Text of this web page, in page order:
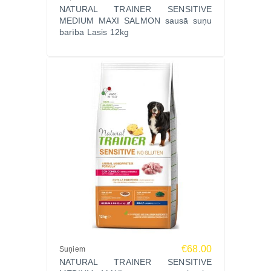
(nukleotīdi) 0,03%.
Analītiskās sastāvdaļas:
koppelni 7%, omega-3 1,1%.
A vitamīns 27000 SV, D₃ vitamīns 1200 SV, E
vitamīns 650 mg, varš 8,8 mg, dzelzs 86 mg, jods 1,4
mg, selēns 0,1 mg, cinks 148 mg, mangāns 40 mg,
žāvēta Boswellia serrata 310 mg.
Barošanas ieteikums
Pāreju uz Natural Trainer Puppy Sensitive Medium
Maxi Salmon ieteicams veikt pakāpeniski 7–10
dienās. Barības daudzumu pielāgojiet kucēna
vecumam, svaram un aktivitātei. Vienmēr
Ražotājs
Affinity PetCare, Itālija – zīmols ar spēcīgu reputāciju
NATURAL TRAINER SENSITIVE
MEDIUM MAXI SALMON sausā suņu
barība Lasis 12kg
Suņiem €68.00
NATURAL TRAINER SENSITIVE